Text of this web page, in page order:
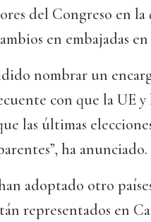
del Congreso en la
en embajadas
nombrar un
con que la UE y
las últimas
ha anunciado.
adoptado otro
representados en